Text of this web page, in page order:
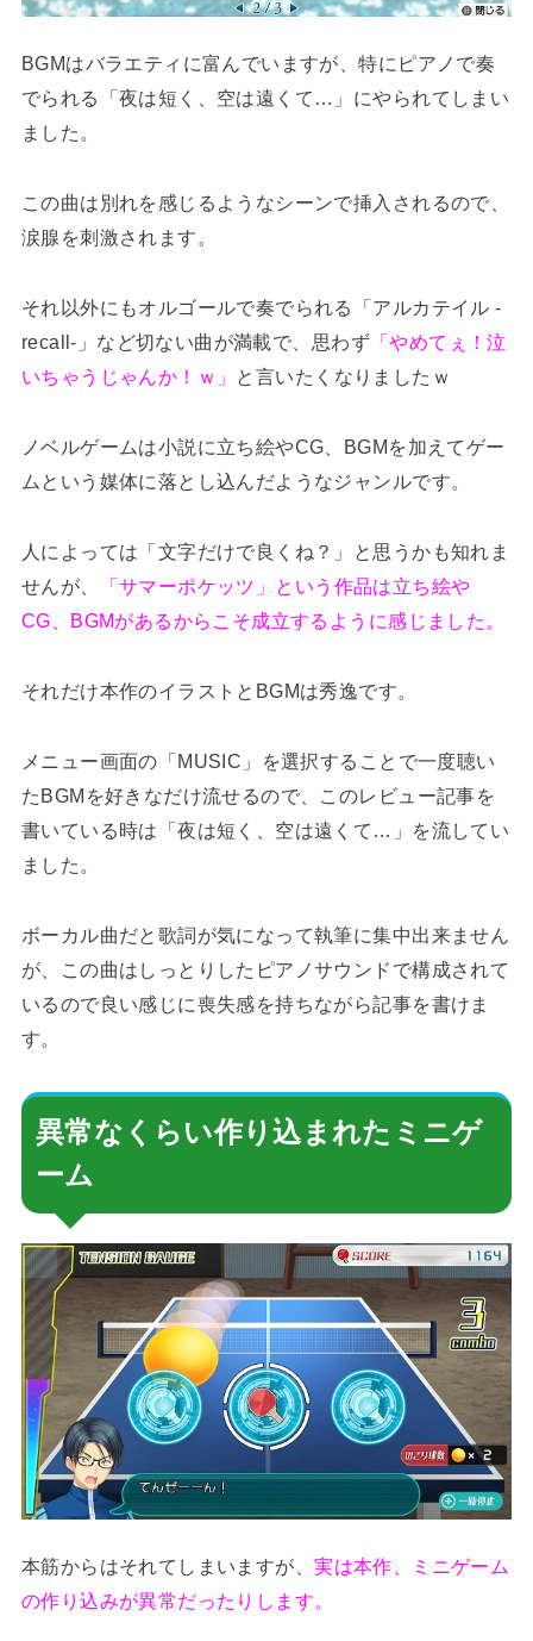
BGMはバラエティに富んでいますが、特にピアノで奏
でられる「夜は短く、空は遠くて…」にやられてしまい
ました。
この曲は別れを感じるようなシーンで挿入されるので、
涙腺を刺激されます。
それ以外にもオルゴールで奏でられる「アルカテイル -
recall-」など切ない曲が満載で、思わず「やめてぇ！泣
いちゃうじゃんか！ｗ」 と言いたくなりましたｗ
ノベルゲームは小説に立ち絵やCG、BGMを加えてゲー
ムという媒体に落とし込んだようなジャンルです。
人によっては「文字だけで良くね？」と思うかも知れま
せんが、
「サマーポケッツ」という作品は立ち絵や
CG、BGMがあるからこそ成立するように感じました。
それだけ本作のイラストとBGMは秀逸です。
メニュー画面の「MUSIC」を選択することで一度聴い
たBGMを好きなだけ流せるので、このレビュー記事を
書いている時は「夜は短く、空は遠くて…」を流してい
ました。
ボーカル曲だと歌詞が気になって執筆に集中出来ません
が、この曲はしっとりしたピアノサウンドで構成されて
いるので良い感じに喪失感を持ちながら記事を書けま
す。
異常なくらい作り込まれたミニゲ
ーム
本筋からはそれてしまいますが、実は本作、ミニゲーム
の作り込みが異常だったりします。